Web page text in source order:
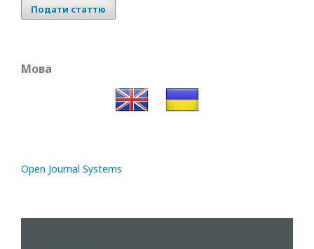
Подати статтю
Мова
Open Journal Systems